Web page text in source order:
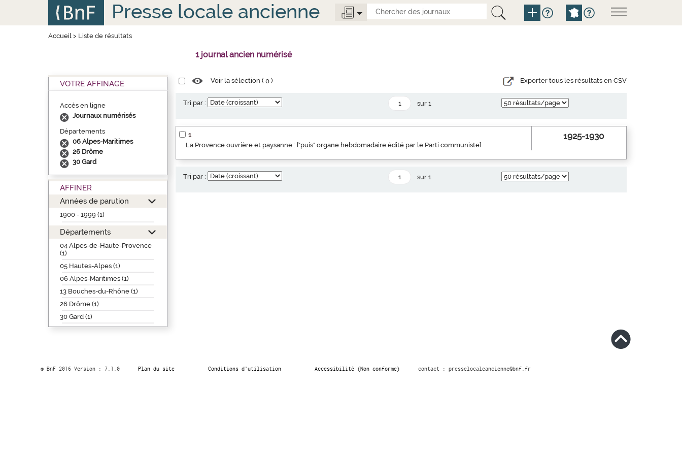
Presse locale ancienne
Accueil> Liste de résultats
1 journal ancien numérisé
VOTRE AFFINAGE
Accès en ligne
Journaux numérisés
Départements
06 Alpes-Maritimes
26 Drôme
30 Gard
AFFINER
Années de parution
1900 - 1999 (1)
Départements
04 Alpes-de-Haute-Provence
(1)
05 Hautes-Alpes (1)
06 Alpes-Maritimes (1)
13 Bouches-du-Rhône (1)
26 Drôme (1)
30 Gard (1)
Voir la sélection (0 ) Exporter tous les résultats en CSV
Tri par : sur 1
1
La Provence ouvrière et paysanne : ["puis" organe hebdomadaire édité par le Parti communiste]
1925-1930
Tri par : sur 1
© BnF 2016 Version : 7.1.0 Plan du site Conditions d’utilisation Accessibilité (Non conforme) contact : presselocaleancienne@bnf.fr
Panneau de gestion des cookies